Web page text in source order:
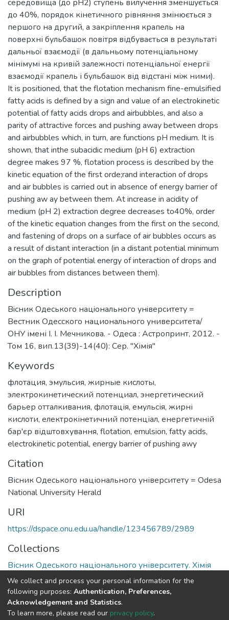
середовища (до рН2) ступень вилучення зменшується
до 40%, порядок кінетичного рівняння змінюється з
першого на другий, а закріплення крапель на
поверхні бульбашок повітря відбувається в результаті
дальньої взаємодії (в дальньому потенціальному
мінімумі на кривій залежності потенціальної енергії
взаємодії крапель і бульбашок від відстані між ними).
It is positioned, that the flotation mechanism fine-emulsified
fatty acids is defined by a sign and value of an electrokinetic
potential of fatty acids drops and airbubbles, and also a
parity of attractive forces and pushing away between drops
and airbubbles which, in turn, are functions pH medium. It is
shown, that inthe subacidic medium (pH 6) extraction
degree makes 97 %, flotation process is described by the
kinetic equation of the first orde;rand interaction of drops
and air bubbles is carried out in absence of energy barrier of
pushing aw ay between them. At increase in acidity of
medium (pH 2) extraction degree decreases to40%, order
of the kinetic equation changes from the first on the second,
and fastening of drops on a surface of air bubbles occurs as
a result of distant interaction (in a distant potential minimum
on the graph of potential energy of interaction of drops and
air bubbles from distances between them).
Description
Вiсник Одеського нацiонального унiверситету =
Вестник Одесского национального университета/
ОНУ імені І. І. Мечникова. - Одеса : Астропринт, 2012. -
Том 16, вип.13(39)-14(40): Сер. "Хімія"
Keywords
флотация, эмульсия, жирные кислоты,
электрокинетический потенциал, энергетический
барьер отталкивания, флотація, емульсія, жирні
кислоти, електрокінетичний потенціал, енергетичній
бар'єр відштовхування, flotation, emulsion, fatty acids,
electrokinetic potential, energy barrier of pushing awy
Citation
Вісник Одеського національного університету = Odesa
National University Herald
URI
https://dspace.onu.edu.ua/handle/123456789/2989
Collections
Вісник Одеського національного університету. Хімія
Full item page
We collect and process your personal information for the
following purposes: Authentication, Preferences,
Acknowledgement and Statistics.
To learn more, please read our privacy policy.